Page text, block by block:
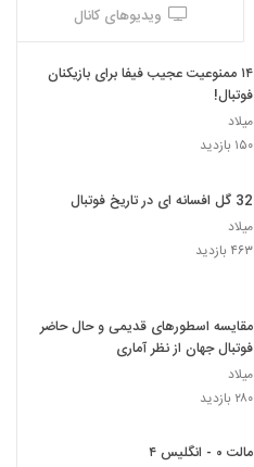
ویدیوهای کانال
۱۴ ممنوعیت عجیب فیفا برای بازیکنان
فوتبال!
میلاد
۱۵۰ بازدید
32 گل افسانه ای در تاریخ فوتبال
میلاد
۴۶۳ بازدید
مقایسه اسطورهای قدیمی و حال حاضر
فوتبال جهان از نظر آماری
میلاد
۲۸۰ بازدید
مالت ۰ - انگلیس ۴